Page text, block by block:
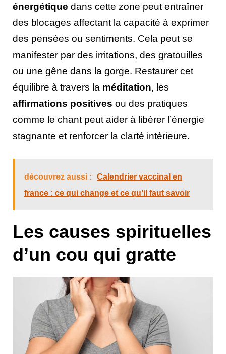
énergétique dans cette zone peut entraîner
des blocages affectant la capacité à exprimer
des pensées ou sentiments. Cela peut se
manifester par des irritations, des gratouilles
ou une gêne dans la gorge. Restaurer cet
équilibre à travers la méditation, les
affirmations positives ou des pratiques
comme le chant peut aider à libérer l’énergie
stagnante et renforcer la clarté intérieure.
découvrez aussi :
Calendrier vaccinal en
france : ce qui change et ce qu’il faut savoir
Les causes spirituelles
d’un cou qui gratte